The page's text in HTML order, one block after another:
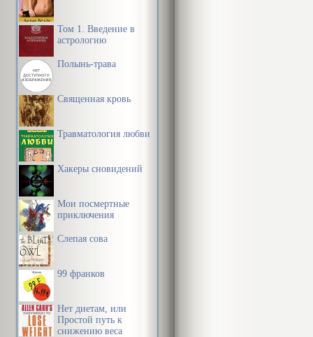
Том 1. Введение в
астрологию
Полынь-трава
Священная кровь
Травматология любви
Хакеры сновидений
Мои посмертные
приключения
Слепая сова
99 франков
Нет диетам, или
Простой путь к
снижению веса